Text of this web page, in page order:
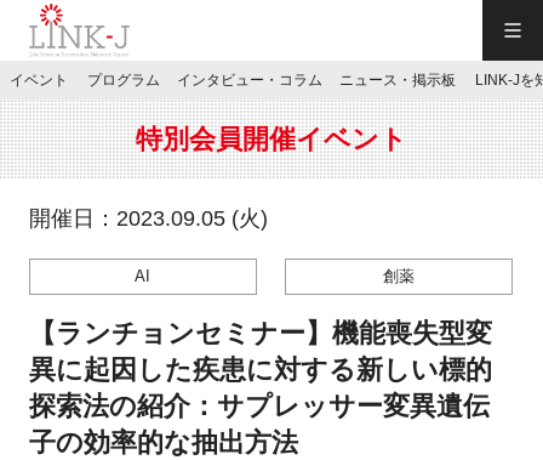
JP／EN
特別会員専用メニュー
施設ご予約
お問い合わせ
イベント プログラム インタビュー・コラム ニュース・掲示板 LINK-Jを
特別会員開催イベント
開催日：2023.09.05 (火)
AI 創薬
【ランチョンセミナー】機能喪失型変
異に起因した疾患に対する新しい標的
探索法の紹介：サプレッサー変異遺伝
子の効率的な抽出方法